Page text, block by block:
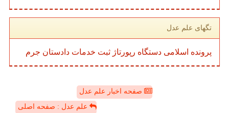
تگهای علم عدل
پرونده اسلامی دستگاه رپورتاژ ثبت خدمات دادستان جرم
صفحه اخبار علم عدل
علم عدل : صفحه اصلی